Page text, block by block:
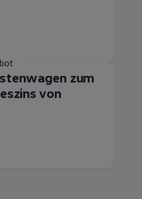
zum
von